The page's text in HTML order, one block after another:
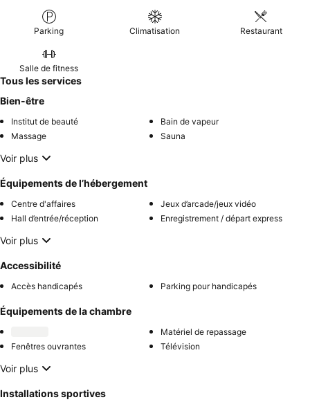
Parking Climatisation Restaurant
Salle de fitness
Tous les services
Bien-être
Institut de beauté
Bain de vapeur
Massage
Sauna
Voir plus
Équipements de l’hébergement
Centre d'affaires
Jeux d’arcade/jeux vidéo
Hall d’entrée/réception
Enregistrement / départ express
Voir plus
Accessibilité
Accès handicapés Parking pour handicapés
Équipements de la chambre
Matériel de repassage
Fenêtres ouvrantes
Télévision
Voir plus
Installations sportives